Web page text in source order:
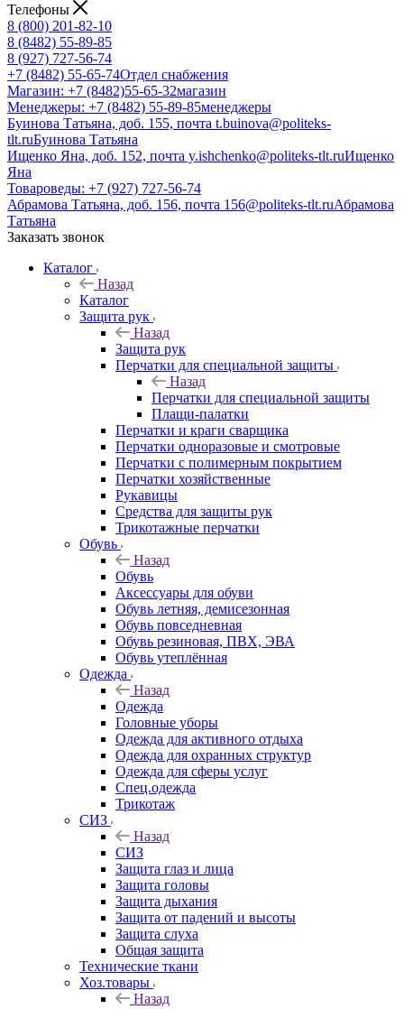
Телефоны
8 (800) 201-82-10
8 (8482) 55-89-85
8 (927) 727-56-74
+7 (8482) 55-65-74Отдел снабжения
Магазин: +7 (8482)55-65-32магазин
Менеджеры: +7 (8482) 55-89-85менеджеры
Буинова Татьяна, доб. 155, почта t.buinova@politeks-
tlt.ruБуинова Татьяна
Ищенко Яна, доб. 152, почта y.ishchenko@politeks-tlt.ruИщенко
Яна
Товароведы: +7 (927) 727-56-74
Абрамова Татьяна, доб. 156, почта 156@politeks-tlt.ruАбрамова
Татьяна
Заказать звонок
Каталог
Назад
Каталог
Защита рук
Назад
Защита рук
Перчатки для специальной защиты
Назад
Перчатки для специальной защиты
Плащи-палатки
Перчатки и краги сварщика
Перчатки одноразовые и смотровые
Перчатки с полимерным покрытием
Перчатки хозяйственные
Рукавицы
Средства для защиты рук
Трикотажные перчатки
Обувь
Назад
Обувь
Аксессуары для обуви
Обувь летняя, демисезонная
Обувь повседневная
Обувь резиновая, ПВХ, ЭВА
Обувь утеплённая
Одежда
Назад
Одежда
Головные уборы
Одежда для активного отдыха
Одежда для охранных структур
Одежда для сферы услуг
Спец.одежда
Трикотаж
СИЗ
Назад
СИЗ
Защита глаз и лица
Защита головы
Защита дыхания
Защита от падений и высоты
Защита слуха
Общая защита
Технические ткани
Хоз.товары
Назад